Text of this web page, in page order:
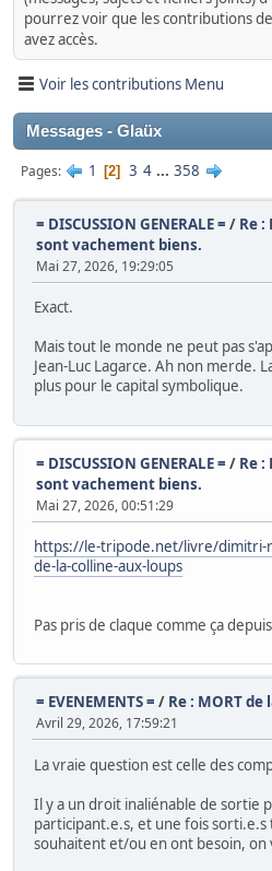
pourrez voir que les contributions
avez accès.
Voir les contributions Menu
Messages - Glaüx
Pages 1 2 3 4 ... 358
= DISCUSSION GENERALE = / Re
sont vachement biens.
Mai 27, 2026, 19:29:05
Exact.
Mais tout le monde ne peut pas
Jean-Luc Lagarce. Ah non merde.
plus pour le capital symbolique.
= DISCUSSION GENERALE = / Re
sont vachement biens.
Mai 27, 2026, 00:51:29
https://le-tripode.net/livre/dimitri-
de-la-colline-aux-loups
Pas pris de claque comme ça
= EVENEMENTS = / Re : MORT de
Avril 29, 2026, 17:59:21
La vraie question est celle des
Il y a un droit inaliénable de sortie
participant.e.s, et une fois sorti.e.s
souhaitent et/ou en ont besoin, on